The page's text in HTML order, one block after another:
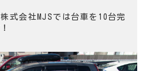
式会社MJSでは台車を10台完